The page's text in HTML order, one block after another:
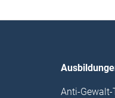
Anti-Gewalt-